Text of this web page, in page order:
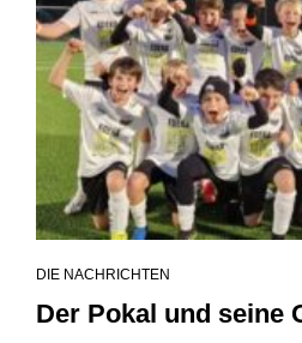
DIE NACHRICHTEN
Der Pokal und seine